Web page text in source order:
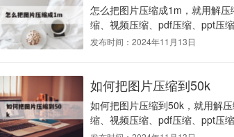
怎么把图片压缩成1m，就用解
缩、视频压缩、pdf压缩、ppt压
发布时间：2024年11月13日
如何把图片压缩到50k
如何把图片压缩到50k，就用解
缩、视频压缩、pdf压缩、ppt压